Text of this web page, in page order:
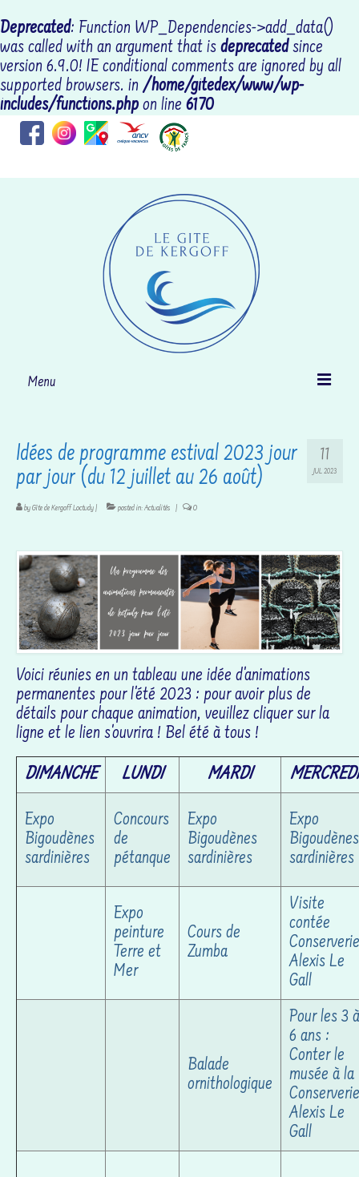
Deprecated: Function WP_Dependencies->add_data()
was called with an argument that is deprecatedsince
version 6.9.0! IE conditional comments are ignored by all
supported browsers. in/home/gitedex/www/wp-
includes/functions.php on line 6170
Menu
Le gîte
Découvrir Loctudy
Activités
Tarifs et disponibilités
Nous contacter
Actualités
11
JUL 2023
Idées de programme estival 2023 jour
par jour (du 12 juillet au 26 août)
byGîte de Kergoff Loctudy| posted in:Actualités | 0
Voici réunies en un tableau une idée d'animations
permanentes pour l'été 2023 : pour avoir plus de
détails pour chaque animation, veuillez cliquer sur la
ligne et le lien s'ouvrira ! Bel été à tous !
DIMANCHE LUNDI MARDI MERCREDI
Expo
Bigoudènes
sardinières
Concours
de
pétanque
Expo
Bigoudènes
sardinières
Expo
Bigoudènes
sardinières
Expo
peinture
Terre et
Mer
Cours de
Zumba
Visite
contée
Conserverie
Alexis Le
Gall
Balade
ornithologique
Pour les 3 à
6 ans :
Conter le
musée à la
Conserverie
Alexis Le
Gall